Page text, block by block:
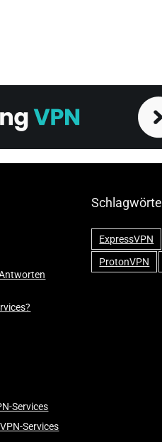
Services
Services
ExpressVPN
ProtonVPN